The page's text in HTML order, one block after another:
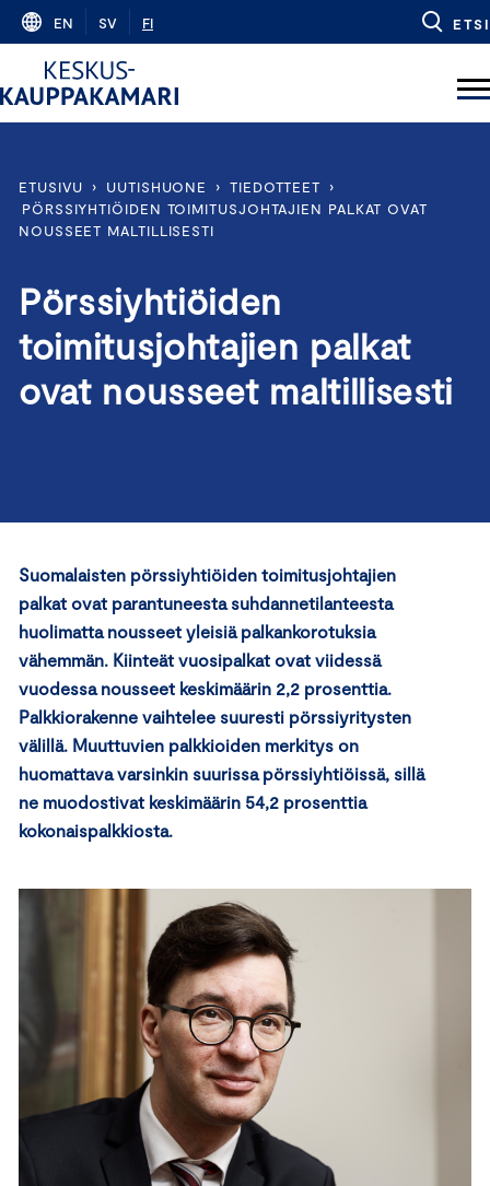
Skip
content
EN SV FI ETSI
ETUSIVU › UUTISHUONE › TIEDOTTEET
›
PÖRSSIYHTIÖIDEN TOIMITUSJOHTAJIEN PALKAT OVAT
NOUSSEET MALTILLISESTI
Pörssiyhtiöiden
toimitusjohtajien palkat
ovat nousseet maltillisesti
Suomalaisten pörssiyhtiöiden toimitusjohtajien
palkat ovat parantuneesta suhdannetilanteesta
huolimatta nousseet yleisiä palkankorotuksia
vähemmän. Kiinteät vuosipalkat ovat viidessä
vuodessa nousseet keskimäärin 2,2 prosenttia.
Palkkiorakenne vaihtelee suuresti pörssiyritysten
välillä. Muuttuvien palkkioiden merkitys on
huomattava varsinkin suurissa pörssiyhtiöissä, sillä
ne muodostivat keskimäärin 54,2 prosenttia
kokonaispalkkiosta.